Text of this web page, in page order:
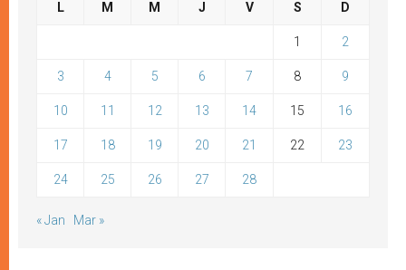
L M M J V S D
1 2
3 4 5 6 7 8 9
10 11 12 13 14 15 16
17 18 19 20 21 22 23
24 25 26 27 28
« Jan Mar »